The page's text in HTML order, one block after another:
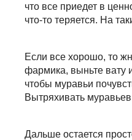
что все приедет в
что-то теряется. На
Если все хорошо, то
фармика, выньте вату
чтобы муравьи
Вытряхивать
Дальше остается